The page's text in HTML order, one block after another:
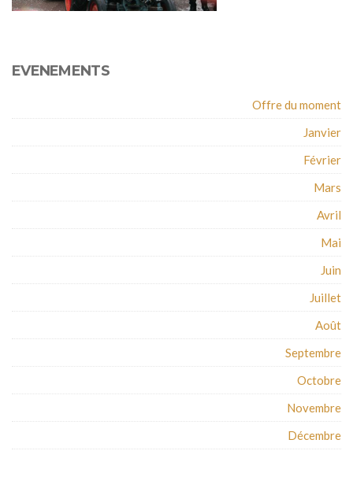
EVENEMENTS
Offre du moment
Janvier
Février
Mars
Avril
Mai
Juin
Juillet
Août
Septembre
Octobre
Novembre
Décembre